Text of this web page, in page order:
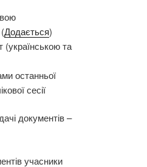
Додається)
(українською та
останньої
сесії
документів –
учасники